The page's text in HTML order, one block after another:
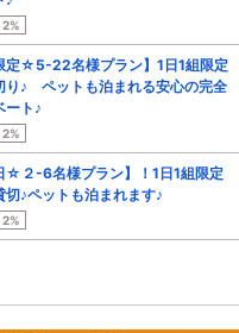
2%
定☆5-22名様プラン】1日1組限定
り♪ ペットも泊まれる安心の完全
ート♪
2%
☆２-6名様プラン】！1日1組限定
切♪ペットも泊まれます♪
2%